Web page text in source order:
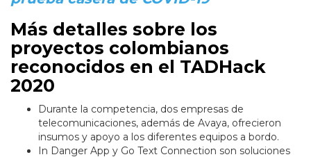
Más detalles sobre los
proyectos colombianos
reconocidos en el TADHack
2020
Durante la competencia, dos empresas de
telecomunicaciones, además de Avaya, ofrecieron
insumos y apoyo a los diferentes equipos a bordo.
In Danger App y Go Text Connection son soluciones